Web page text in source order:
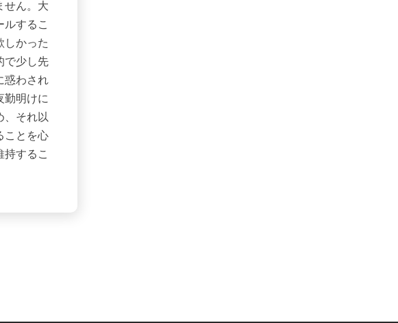
せん。大
するこ
しかった
で少し先
惑わされ
勤明けに
、それ以
ことを心
持するこ